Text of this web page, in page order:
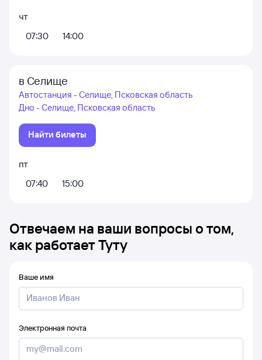
чт
07:30
14:00
в Селище
Автостанция - Селище, Псковская область
Дно - Селище, Псковская область
Найти билеты
пт
07:40
15:00
Отвечаем на ваши вопросы о том,
как работает Туту
Ваше имя
Электронная почта